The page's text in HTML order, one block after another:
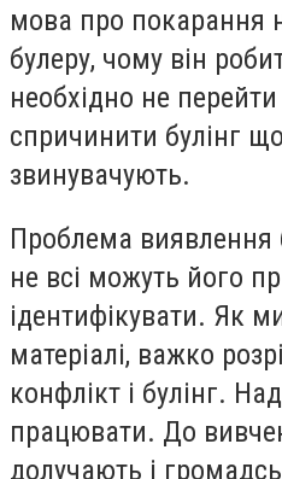
мова про покарання
булеру, чому він
необхідно не
спричинити булінг
звинувачують.
Проблема виявлення
не всі можуть його
ідентифікувати. Як
матеріалі, важко
конфлікт і булінг.
працювати. До
долучають і